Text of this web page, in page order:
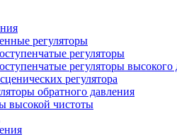
регуляторы
регуляторы
регуляторы высокого
регулятора
обратного давления
высокой чистоты